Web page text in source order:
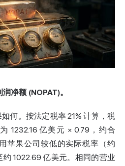
净额 (NOPAT)。
何。按法定税率 21% 计算，税
1232.16 亿美元 × 0.79，约合
苹果公司较低的实际税率（约
约 1022.69 亿美元。相同的营业